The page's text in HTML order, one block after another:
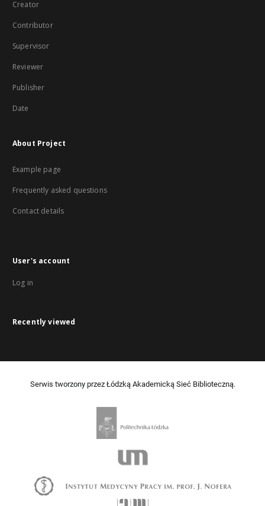
Creator
Contributor
Supervisor
Reviewer
Publisher
Date
About Project
Example page
Frequently asked questions
Contact details
User's account
Log in
Recently viewed
Serwis tworzony przez Łódzką Akademicką Sieć Biblioteczną.